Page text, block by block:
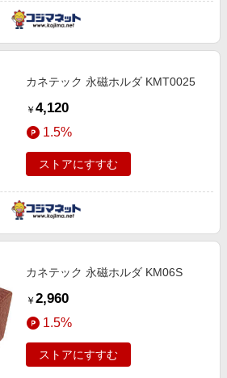
ラ
ルフ
約
ード分割払い
カネテック 永磁ホルダ KMT0025
￥ 4,120
1.5%
ストアにすすむ
カネテック 永磁ホルダ KM06S
￥ 2,960
1.5%
ストアにすすむ